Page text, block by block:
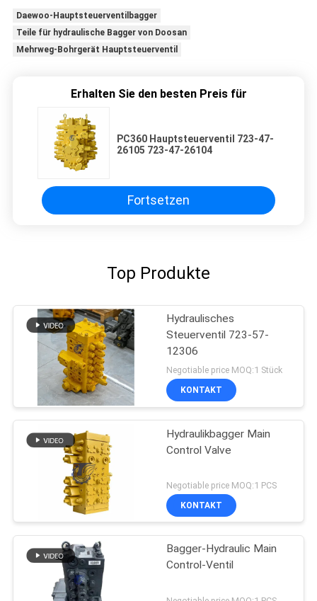
Daewoo-Hauptsteuerventilbagger
Teile für hydraulische Bagger von Doosan
Mehrweg-Bohrgerät Hauptsteuerventil
Erhalten Sie den besten Preis für
PC360 Hauptsteuerventil 723-47-
26105 723-47-26104
Fortsetzen
Top Produkte
Hydraulisches
Steuerventil 723-57-
12306
Negotiable price MOQ:1 Stück
KONTAKT
Hydraulikbagger Main
Control Valve
Negotiable price MOQ:1 PCS
KONTAKT
Bagger-Hydraulic Main
Control-Ventil